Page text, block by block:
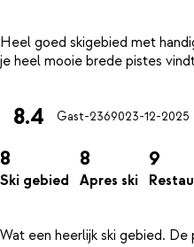
Heel goed skigebied met
8.4 Gast-2369023-12-2025
8
Ski gebied
8
Apres ski
9
Wat een heerlijk ski gebied. De